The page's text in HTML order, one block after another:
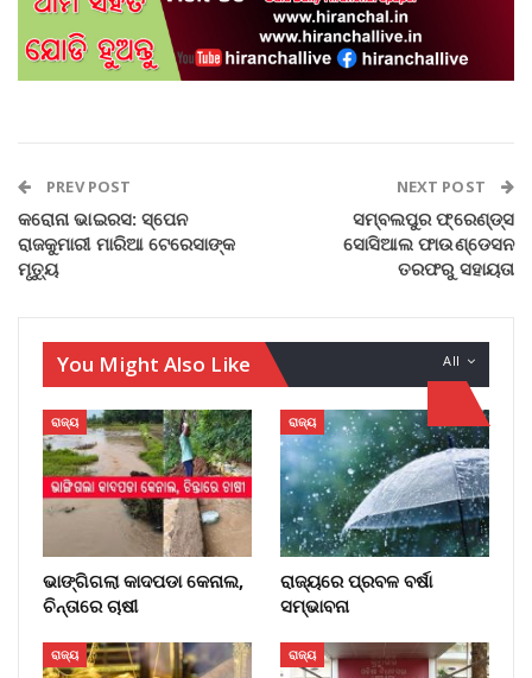
PREV POST
କରୋନା ଭାଇରସ: ସ୍ପେନ
ରାଜକୁମାରୀ ମାରିଆ ଟେରେସାଙ୍କ
ମୃତ୍ୟୁ
NEXT POST
ସମ୍ବଲପୁର ଫ୍ରେଣ୍ଡ୍‌ସ
ସୋସିଆଲ ଫାଉଣ୍ଡେସନ
ତରଫରୁ ସହାୟତା
All
You Might Also Like
ରାଜ୍ୟ
ଭାଙ୍ଗିଗଲା କାଦପଡା କେନାଲ,
ଚିନ୍ତାରେ ଚାଷୀ
ରାଜ୍ୟ
ରାଜ୍ୟରେ ପ୍ରବଳ ବର୍ଷା
ସମ୍ଭାବନା
ରାଜ୍ୟ ରାଜ୍ୟ